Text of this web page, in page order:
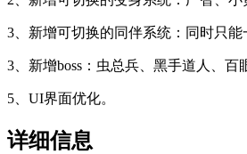
3、新增可切换的同伴系统：同时只
3、新增boss：虫总兵、黑手道人、百
5、UI界面优化。
详细信息